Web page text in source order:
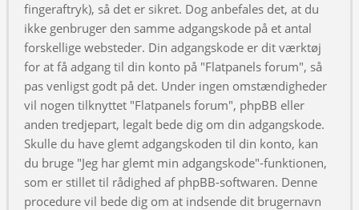
fingeraftryk), så det er sikret. Dog anbefales det, at du
ikke genbruger den samme adgangskode på et antal
forskellige websteder. Din adgangskode er dit værktøj
for at få adgang til din konto på "Flatpanels forum", så
pas venligst godt på det. Under ingen omstændigheder
vil nogen tilknyttet "Flatpanels forum", phpBB eller
anden tredjepart, legalt bede dig om din adgangskode.
Skulle du have glemt adgangskoden til din konto, kan
du bruge "Jeg har glemt min adgangskode"-funktionen,
som er stillet til rådighed af phpBB-softwaren. Denne
procedure vil bede dig om at indsende dit brugernavn